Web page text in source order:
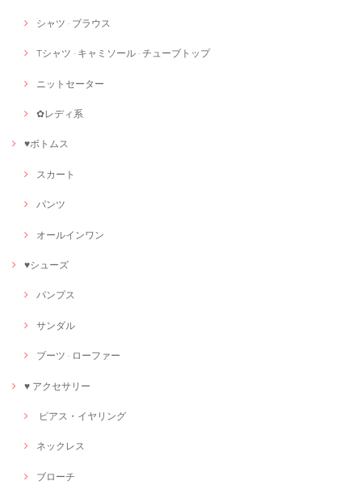
シャツ · ブラウス
Tシャツ · キャミソール · チューブトップ
ニットセーター
✿レディ系
♥ボトムス
スカート
パンツ
オールインワン
♥シューズ
パンプス
サンダル
ブーツ · ローファー
♥ アクセサリー
ピアス・イヤリング
ネックレス
ブローチ